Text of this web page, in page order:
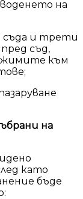
на
съда и трети
съд,
към
на
като
бъде